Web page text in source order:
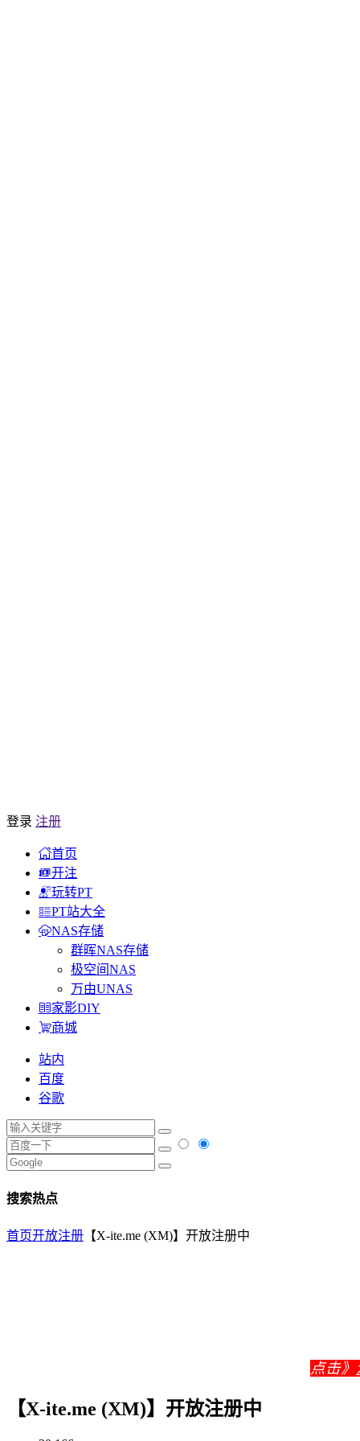
登录 注册
首页
开注
玩转PT
PT站大全
NAS存储
群晖NAS存储
极空间NAS
万由UNAS
家影DIY
商城
站内
百度
谷歌
搜索热点
首页开放注册 【X-ite.me (XM)】开放注册中
点击》
【X-ite.me (XM)】开放注册中